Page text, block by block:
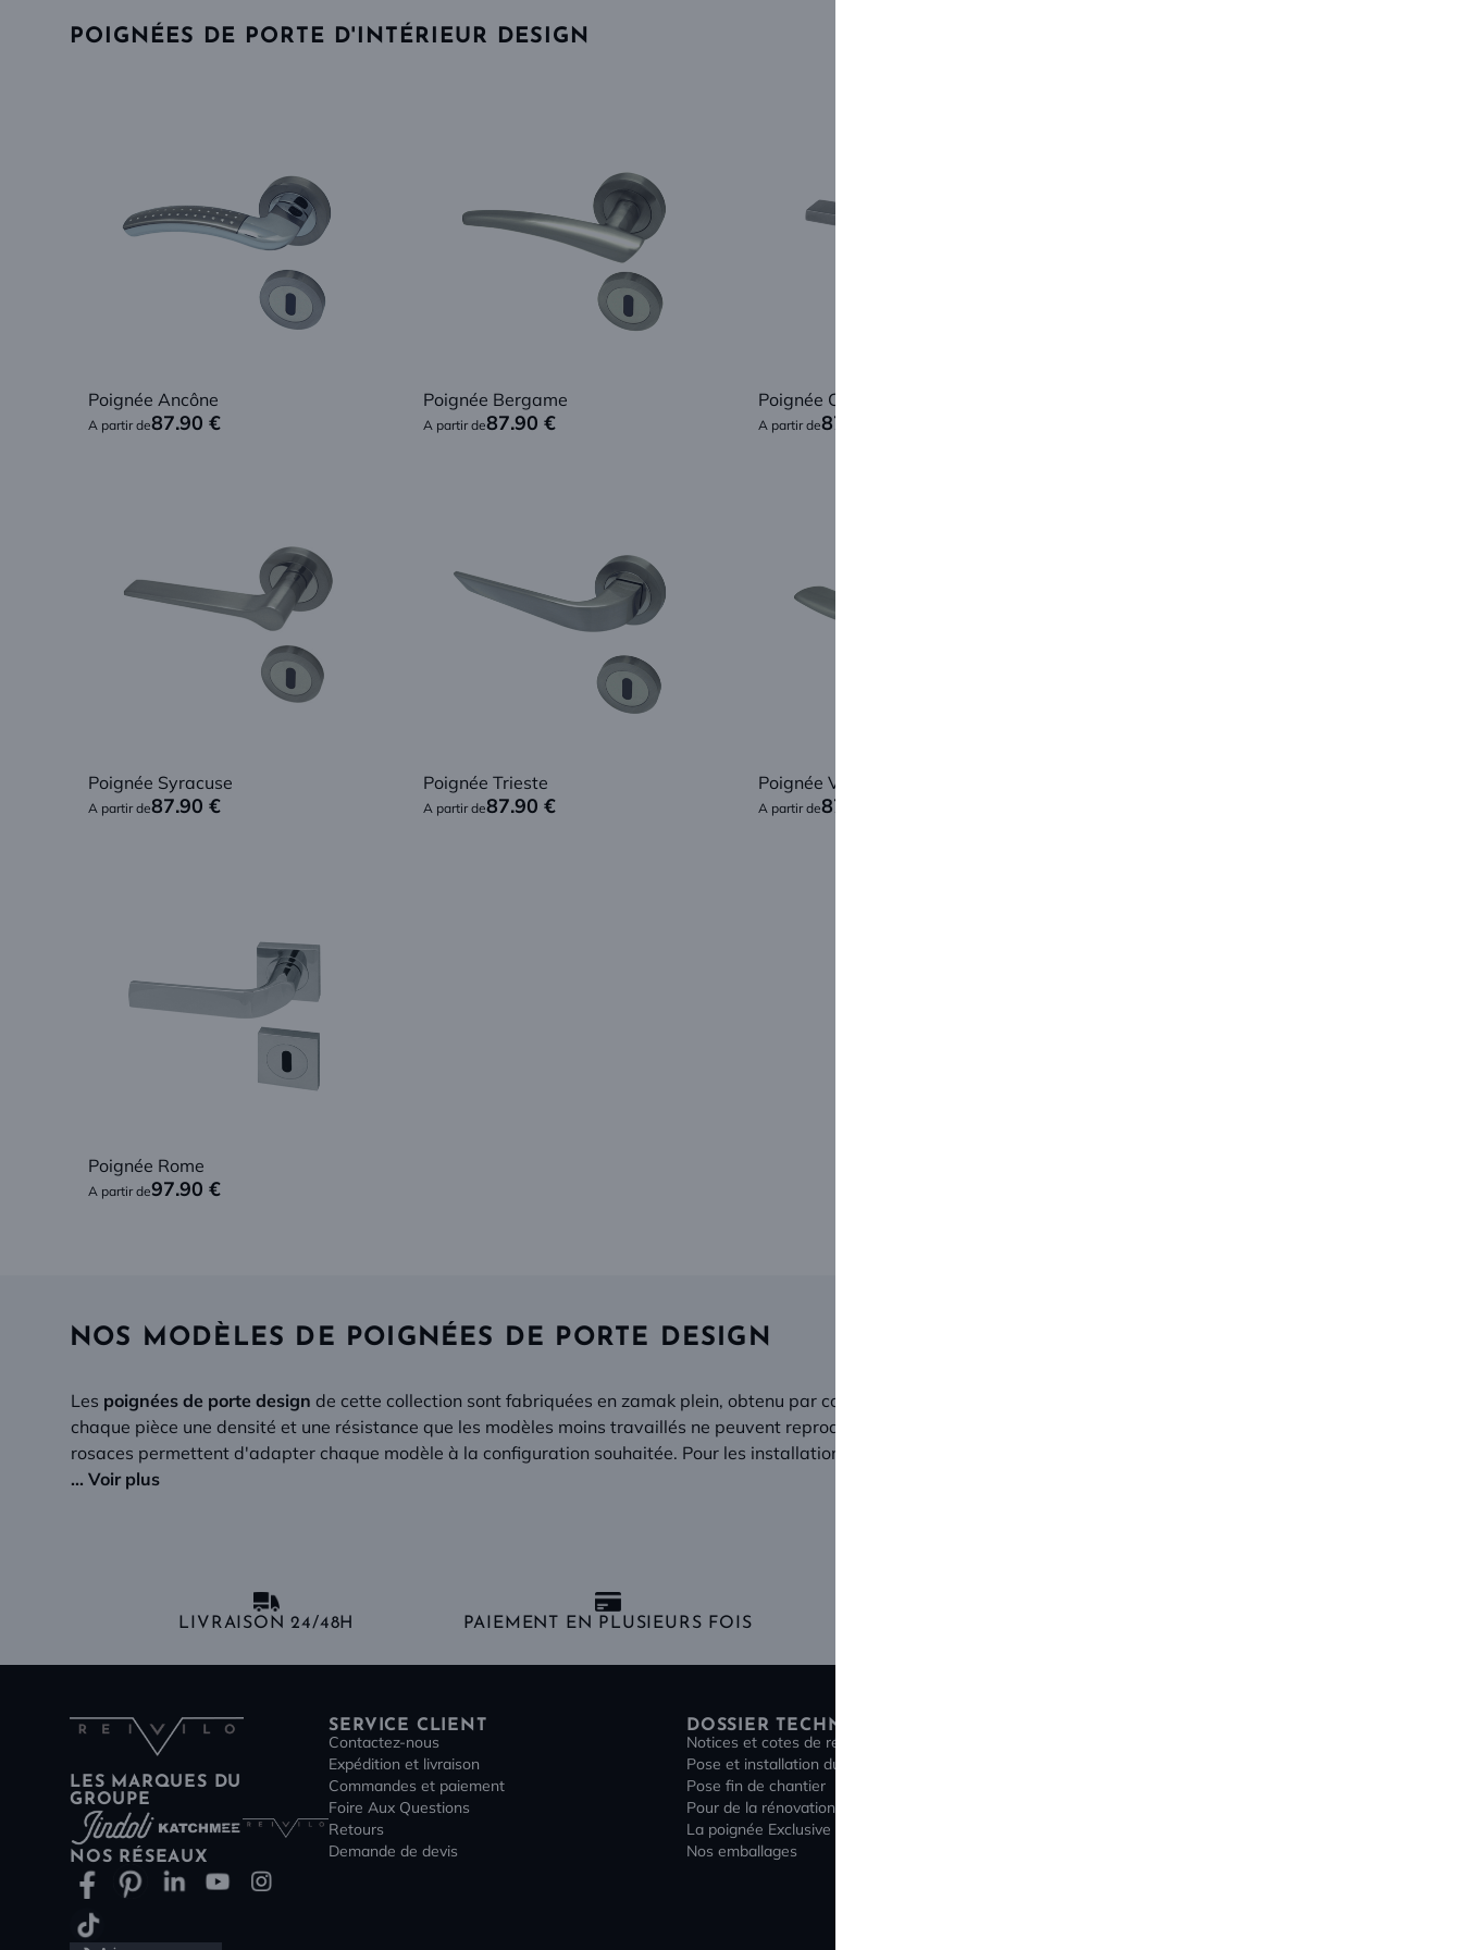
POIGNÉES DE PORTE D'INTÉRIEUR DESIGN
Poignée Ancône
A partir de87.90 €
Poignée Bergame
A partir de87.90 €
Poignée Capri
A partir de87.90
Poignée Syracuse
A partir de87.90 €
Poignée Trieste
A partir de87.90 €
Poignée Vérone
A partir de87.90
Poignée Rome
A partir de97.90 €
NOS MODÈLES DE POIGNÉES DE PORTE DESIGN
Les poignées de porte design de cette collection sont fabriquées en zamak plein, obtenu par coulée en fonderie dans un moule dédié. Cette technique confère à
chaque pièce une densité et une résistance que les modèles moins travaillés ne peuvent reproduire. Les reliefs sont nets, les finitions régulières. Trois types de
rosaces permettent d'adapter chaque modèle à la configuration souhaitée. Pour les installations sur rail, découvrez aussi nos
... Voir plus
LIVRAISON 24/48H PAIEMENT EN PLUSIEURS FOIS
LES MARQUES DU
GROUPE
NOS RÉSEAUX
SERVICE CLIENT
Contactez-nous
Expédition et livraison
Commandes et paiement
Foire Aux Questions
Retours
Demande de devis
DOSSIER TECHNIQUE
Notices et cotes de réservation
Pose et installation du bloc-porte
Pose fin de chantier
Pour de la rénovation
La poignée Exclusive
Nos emballages